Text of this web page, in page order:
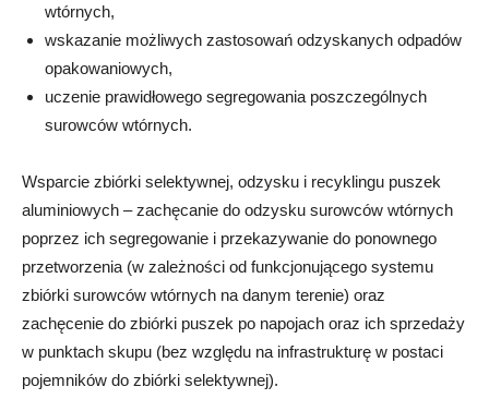
wtórnych,
wskazanie możliwych zastosowań odzyskanych odpadów
opakowaniowych,
uczenie prawidłowego segregowania poszczególnych
surowców wtórnych.
Wsparcie zbiórki selektywnej, odzysku i recyklingu puszek
aluminiowych – zachęcanie do odzysku surowców wtórnych
poprzez ich segregowanie i przekazywanie do ponownego
przetworzenia (w zależności od funkcjonującego systemu
zbiórki surowców wtórnych na danym terenie) oraz
zachęcenie do zbiórki puszek po napojach oraz ich sprzedaży
w punktach skupu (bez względu na infrastrukturę w postaci
pojemników do zbiórki selektywnej).